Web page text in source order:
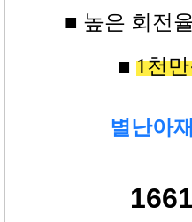
■ 높은 회전
■ 1천
별난아